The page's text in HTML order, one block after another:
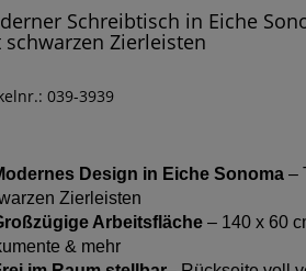
Schreibtisch in Eiche
Zierleisten
039-3939
Design in Eiche Sonoma –
Zierleisten
Arbeitsfläche – 140 x 60
& mehr